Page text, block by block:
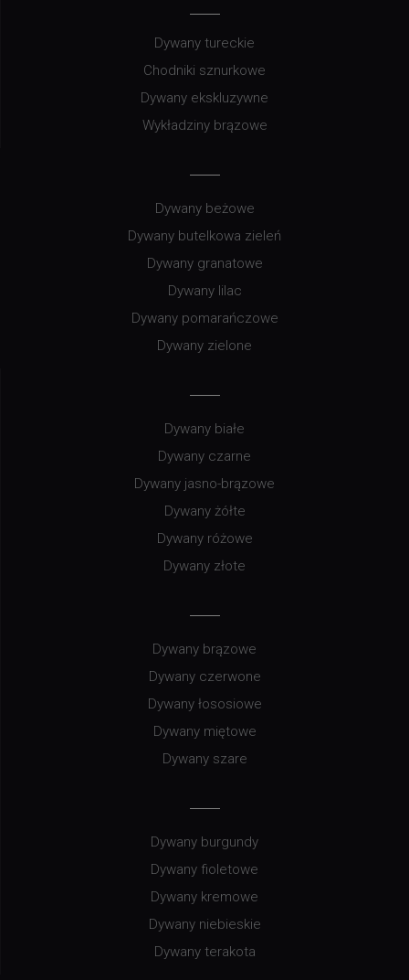
Dywany tureckie
Chodniki sznurkowe
Dywany ekskluzywne
Wykładziny brązowe
Dywany beżowe
Dywany butelkowa zieleń
Dywany granatowe
Dywany lilac
Dywany pomarańczowe
Dywany zielone
Dywany białe
Dywany czarne
Dywany jasno-brązowe
Dywany żółte
Dywany różowe
Dywany złote
Dywany brązowe
Dywany czerwone
Dywany łososiowe
Dywany miętowe
Dywany szare
Dywany burgundy
Dywany fioletowe
Dywany kremowe
Dywany niebieskie
Dywany terakota